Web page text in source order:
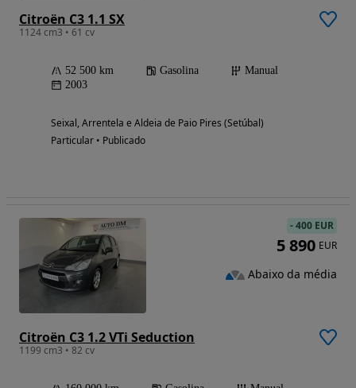
Citroën C3 1.1 SX
1124 cm3 • 61 cv
52 500 km Gasolina
Manual
2003
Seixal, Arrentela e Aldeia de Paio Pires (Setúbal)
Particular • Publicado
Citroën C3 1.2 VTi Seduction
1199 cm3 • 82 cv
-400 EUR
5 890 EUR
Abaixo da média